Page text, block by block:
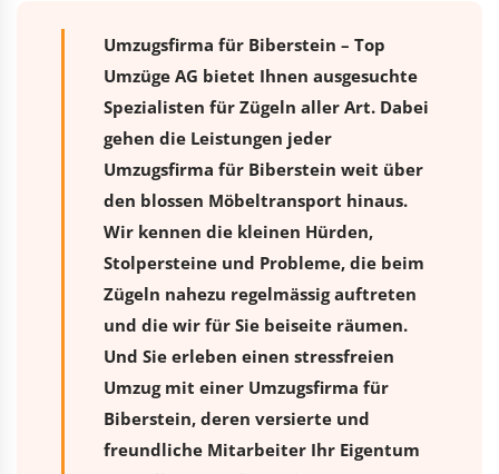
Umzugsfirma für Biberstein – Top
Umzüge AG bietet Ihnen ausgesuchte
Spezialisten für Zügeln aller Art. Dabei
gehen die Leistungen jeder
Umzugsfirma für Biberstein weit über
den blossen Möbeltransport hinaus.
Wir kennen die kleinen Hürden,
Stolpersteine und Probleme, die beim
Zügeln nahezu regelmässig auftreten
und die wir für Sie beiseite räumen.
Und Sie erleben einen stressfreien
Umzugmit einer Umzugsfirma für
Biberstein, deren versierte und
freundliche Mitarbeiter Ihr Eigentum